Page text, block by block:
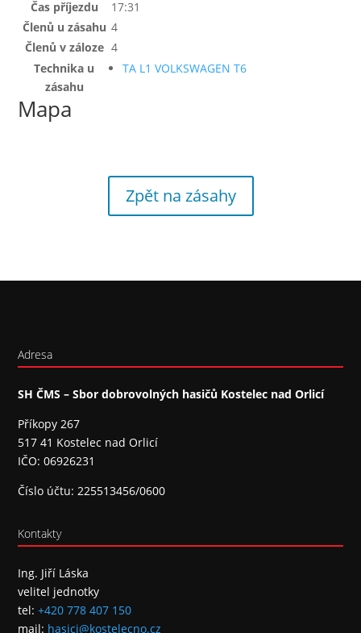
Čas příjezdu
17:31
Členů u zásahu 4
Členů v záloze 4
Technika u
zásahu
TA L1 VOLKSWAGEN T6
Mapa
Zpět na zásahy
Adresa
SH ČMS – Sbor dobrovolných hasičů Kostelec nad Orlicí
Příkopy 267
517 41 Kostelec nad Orlicí
IČO: 06926231
Číslo účtu: 225513456/0600
Kontakty
Ing. Jiří Láska
velitel jednotky
tel:+420 778 407 150
mail: hasici@kostelecno.cz